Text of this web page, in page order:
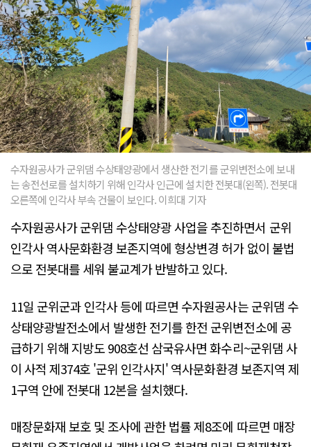
수자원공사가 군위댐 수상태양광에서 생산한 전기를 군위변전소에 보내
는 송전선로를 설치하기 위해 인각사 인근에 설치한 전봇대(왼쪽). 전봇대
오른쪽에 인각사 부속 건물이 보인다. 이희대 기자
수자원공사가 군위댐 수상태양광 사업을 추진하면서 군위
인각사 역사문화환경 보존지역에 형상변경 허가 없이 불법
으로 전봇대를 세워 불교계가 반발하고 있다.
11일 군위군과 인각사 등에 따르면 수자원공사는 군위댐 수
상태양광발전소에서 발생한 전기를 한전 군위변전소에 공
급하기 위해 지방도 908호선 삼국유사면 화수리~군위댐 사
이 사적 제374호 '군위 인각사지' 역사문화환경 보존지역 제
1구역 안에 전봇대 12본을 설치했다.
매장문화재 보호 및 조사에 관한 법률 제8조에 따르면 매장